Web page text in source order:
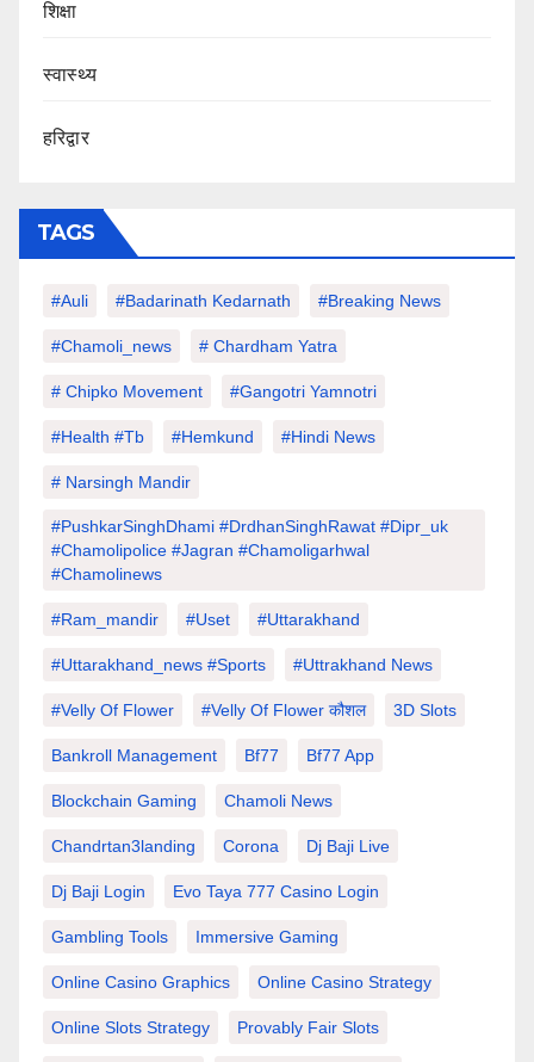
शिक्षा
स्वास्थ्य
हरिद्वार
TAGS
#auli #Badarinath Kedarnath #Breaking News
#chamoli_news # Chardham Yatra
# Chipko Movement #Gangotri Yamnotri
#Health #tb #hemkund #hindi News
# Narsingh Mandir
#PushkarSinghDhami #drdhanSinghRawat #dipr_uk
#chamolipolice #Jagran #chamoligarhwal
#chamolinews
#Ram_mandir #uset #uttarakhand
#Uttarakhand_news #sports #Uttrakhand News
#velly Of Flower #velly Of Flower कौशल 3D Slots
Bankroll Management Bf77 Bf77 App
Blockchain Gaming Chamoli News
Chandrtan3landing Corona Dj Baji Live
Dj Baji Login Evo Taya 777 Casino Login
Gambling Tools Immersive Gaming
Online Casino Graphics Online Casino Strategy
Online Slots Strategy Provably Fair Slots